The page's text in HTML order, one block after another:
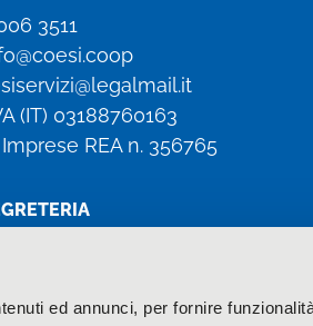
ed annunci, per fornire
3511
(IT) 03188760163
REA n. 356765
Gio: 8:30 – 13:00 / 14:00 – 17:00
13:00